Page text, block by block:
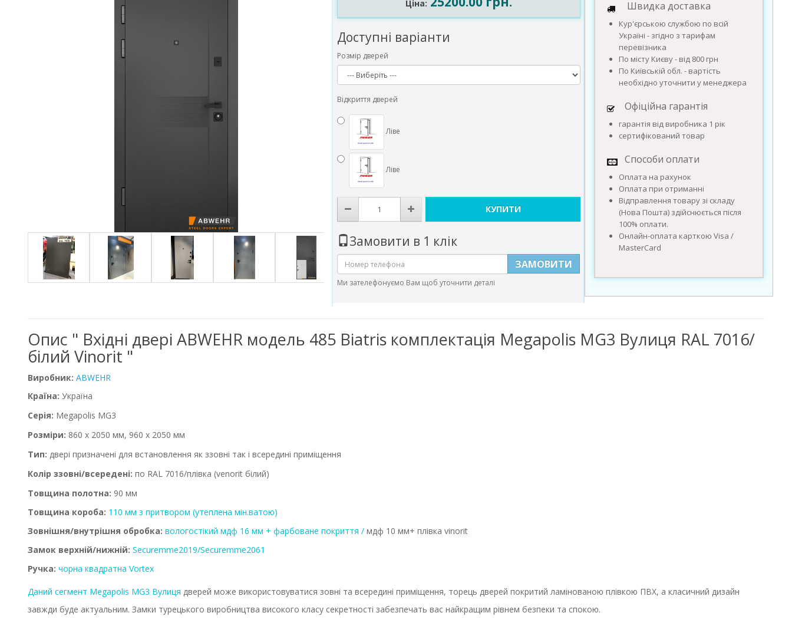
Ціна:
Доступні варіанти
Розмір дверей
Відкриття дверей
Ліве
Ліве
КУПИТИ
Замовити в 1 клік
ЗАМОВИТИ
Ми зателефонуємо Вам щоб уточнити деталі
Швидка доставка
Кур'єрською службою по всій
Україні - згідно з тарифам
перевізника
По місту Києву - від 800 грн
По Київській обл. - вартість
необхідно уточнити у менеджера
Офіційна гарантія
гарантія від виробника 1 рік
сертифікований товар
Способи оплати
Оплата на рахунок
Оплата при отриманні
Відправлення товару зі складу
(Нова Пошта) здійснюється після
100% оплати.
Онлайн-оплата карткою Visa /
MasterCard
Опис " Вхідні двері ABWEHR модель 485 Biatris комплектація Megapolis MG3 Вулиця RAL 7016/
білий Vinorit "
Виробник: ABWEHR
Країна: Україна
Серія: Megapolis MG3
Розміри: 860 x 2050 мм, 960 x 2050 мм
Тип: двері призначені для встановлення як ззовні так і всередині приміщення
Колір ззовні/всередені: по RAL 7016/плівка (venorit білий)
Товщина полотна: 90 мм
Товщина короба: 110 мм з притвором (утеплена мін.ватою)
Зовнішня/внутрішня обробка: вологостікий мдф 16 мм + фарбоване покриття / мдф 10 мм+ плівка vinorit
Замок верхній/нижній: Securemme2019/Securemme2061
Ручка: чорна квадратна Vortex
Даний сегмент Megapolis MG3 Вулиця дверей може використовуватися зовні та всередині приміщення, торець дверей покритий ламінованою плівкою ПВХ, а класичний дизайн
завжди буде актуальним. Замки турецького виробництва високого класу секретності забезпечать вас найкращим рівнем безпеки та спокою.